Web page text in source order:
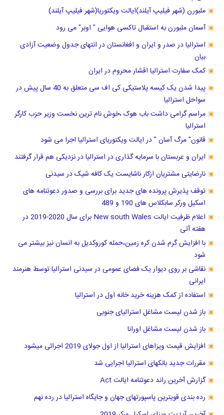
ملبورن (شهر فیلیپ آیلند)ایالت ویکتوریا(شهر فیلیپ آیلند)
آسمان ملبورن به استقبال تاکسی هوایی " اوبر" می رود
استرالیا در صدر و ایران و افغانستان در انتهای جدول وضعیت آزادی
بیان
کمک سفارت استرالیا اقشار محروم در ایران
پیدا شدن یک کیسه پلاستیکی کی اف سی متعلق به 40 سال پیش در
سواحل استرالیا
مراسم گرامی داشت باب هوک ،خوش نام ترین نخست وزیر حزب کارگر
استرالیا
قانون" مرگ آسان " در ایالت ویکتوریای استرالیا اجرا می شود
ایران و عربستان با سرمایه گذاری در استرالیا در نزدیکی هم قرار گرفتند
نارضایتی مشتریان ازکار ناشایست یک کافه شیک در سیدنی
توقف پذیرش پرونده های جدید برای بررسی و صدور دعوتنامه های
اسکیل ورکر سابکلاس های 190 و 489
اعلام ظرفیت ایالت New south Wales برای سال 2020-2019 در
هفته آتی
با افزایش گرم شدن کره زمین،حمله کوروکدیل به انسان نیز بیشتر می
شود
نقاشی بر روی دیوار یک فضای عمومی در سیدنی استرالیا توسط هنرمند
ایرانی
استفاده از کمک هزینه خرید خانه اول در استرالیا
باز شدن لیست مشاغل استرالیای جنوبی
باز شدن لیست مشاغل اورانا
افزایش قیمت ویزاهای استرالیا از اول جولای 2019 اجرائی میشود
مقررات جدید بانکهای استرالیا اجرایی شد
گزارش آخرین راند دعوتنامه ایالت Act
رده بندی قویترین پاسپورتهای جهان و جایگاه استرالیا در رده نهم